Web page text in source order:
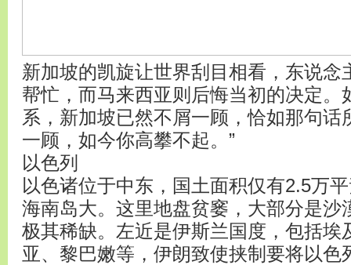
新加坡的凯旋让世界刮目相看，东说念
帮忙，而马来西亚则后悔当初的决定。
系，新加坡已然不屑一顾，恰如那句话
一顾，如今你高攀不起。”
以色列
以色诸位于中东，国土面积仅有2.5万
海南岛大。这里地盘贫窭，大部分是沙
极其稀缺。左近是伊斯兰国度，包括埃
亚、黎巴嫩等，伊朗致使挟制要将以色